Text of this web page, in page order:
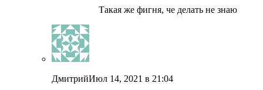
Такая же фигня, че делать не знаю
ДмитрийИюл 14, 2021 в 21:04